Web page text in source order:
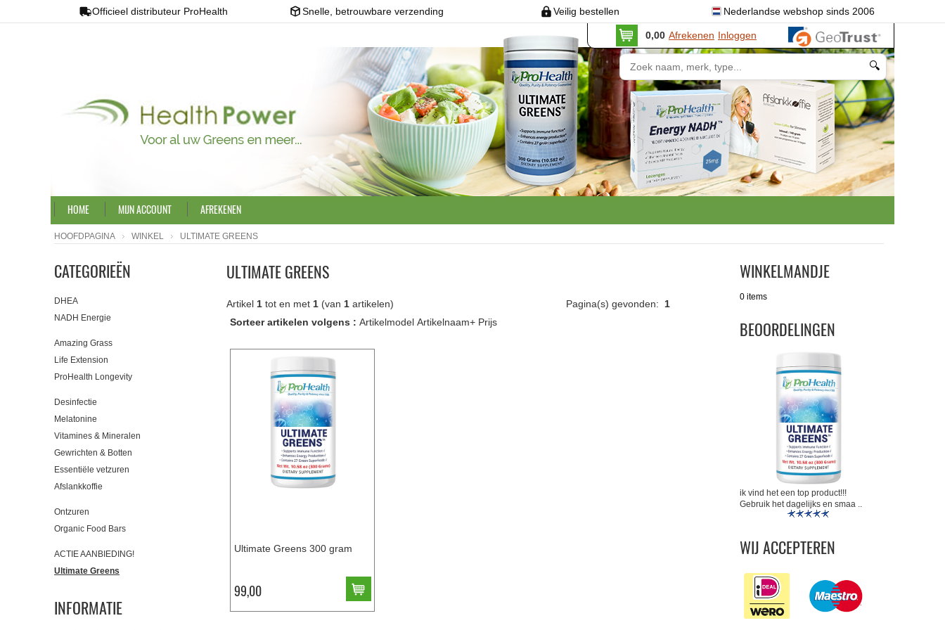
Officieel distributeur ProHealth Snelle, betrouwbare verzending Veilig bestellen Nederlandse webshop sinds 2006
0,00 Afrekenen Inloggen
🔍
HOME MIJN ACCOUNT AFREKENEN
HOOFDPAGINA WINKEL ULTIMATE GREENS
CATEGORIEËN
DHEA
NADH Energie
Amazing Grass
Life Extension
ProHealth Longevity
Desinfectie
Melatonine
Vitamines & Mineralen
Gewrichten & Botten
Essentiële vetzuren
Afslankkoffie
Ontzuren
Organic Food Bars
ACTIE AANBIEDING!
Ultimate Greens
INFORMATIE
ULTIMATE GREENS
Pagina(s) gevonden: 1
Artikel 1 tot en met 1 (van 1 artikelen)
Sorteer artikelen volgens : Artikelmodel Artikelnaam+ Prijs
Ultimate Greens 300 gram
99,00
WINKELMANDJE
0 items
BEOORDELINGEN
ik vind het een top product!!!
Gebruik het dagelijks en smaa ..
WIJ ACCEPTEREN